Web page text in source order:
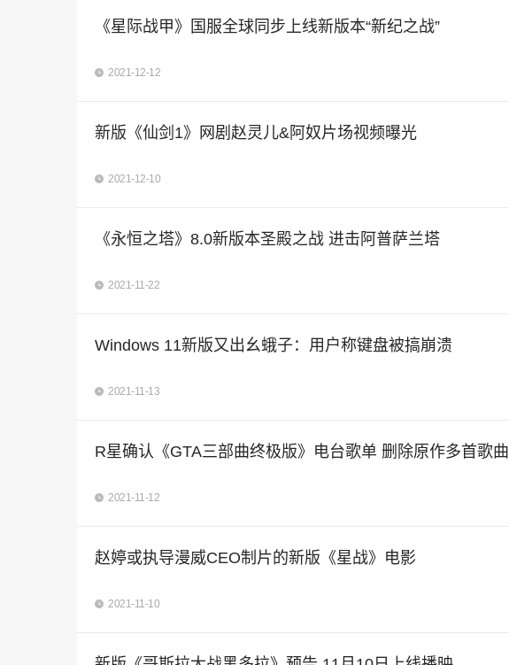
《星际战甲》国服全球同步上线新版本“新纪之战”
2021-12-12
新版《仙剑1》网剧赵灵儿&阿奴片场视频曝光
2021-12-10
《永恒之塔》8.0新版本圣殿之战 进击阿普萨兰塔
2021-11-22
Windows 11新版又出幺蛾子：用户称键盘被搞崩溃
2021-11-13
R星确认《GTA三部曲终极版》电台歌单 删除原作多首歌曲
2021-11-12
赵婷或执导漫威CEO制片的新版《星战》电影
2021-11-10